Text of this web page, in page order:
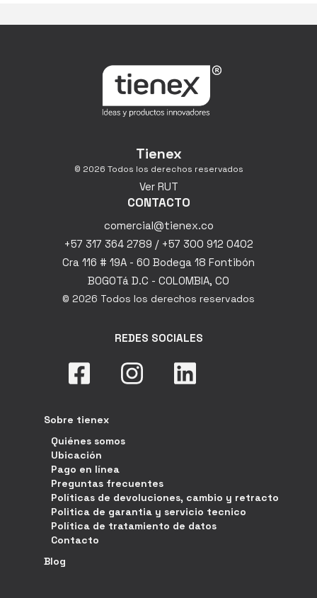
Tienex
© 2026 Todos los derechos reservados
Ver RUT
CONTACTO
comercial@tienex.co
+57 317 364 2789 / +57 300 912 0402
Cra 116 # 19A - 60 Bodega 18 Fontibón
BOGOTá D.C - COLOMBIA, CO
© 2026 Todos los derechos reservados
REDES SOCIALES
Sobre tienex
Quiénes somos
Ubicación
Pago en línea
Preguntas frecuentes
Políticas de devoluciones, cambio y retracto
Politica de garantia y servicio tecnico
Política de tratamiento de datos
Contacto
Blog